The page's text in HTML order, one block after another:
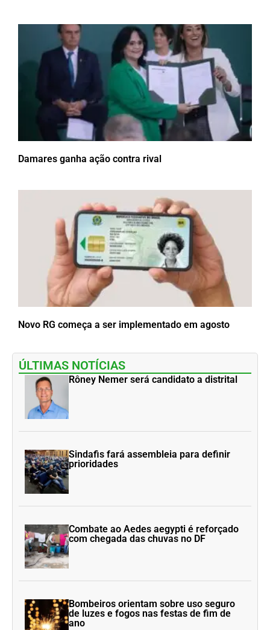
Damares ganha ação contra rival
Novo RG começa a ser implementado em agosto
ÚLTIMAS NOTÍCIAS
Rôney Nemer será candidato a distrital
Sindafis fará assembleia para definir
prioridades
Combate ao Aedes aegypti é reforçado
com chegada das chuvas no DF
Bombeiros orientam sobre uso seguro
de luzes e fogos nas festas de fim de
ano